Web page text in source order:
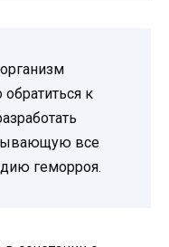
к
все
геморроя.